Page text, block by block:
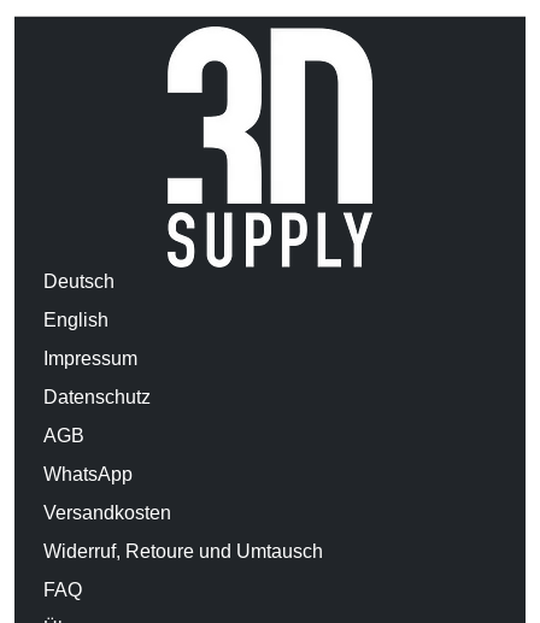
Deutsch
English
Impressum
Datenschutz
AGB
WhatsApp
Versandkosten
Widerruf, Retoure und Umtausch
FAQ